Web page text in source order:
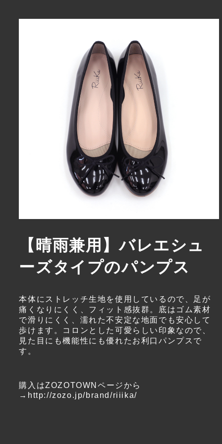
【晴雨兼用】バレエシュ
ーズタイプのパンプス
本体にストレッチ生地を使用しているので、足が
痛くなりにくく、フィット感抜群。底はゴム素材
で滑りにくく、濡れた不安定な地面でも安心して
歩けます。コロンとした可愛らしい印象なので、
見た目にも機能性にも優れたお利口パンプスで
す。
購入はZOZOTOWNページから
→ http://zozo.jp/brand/riiika/